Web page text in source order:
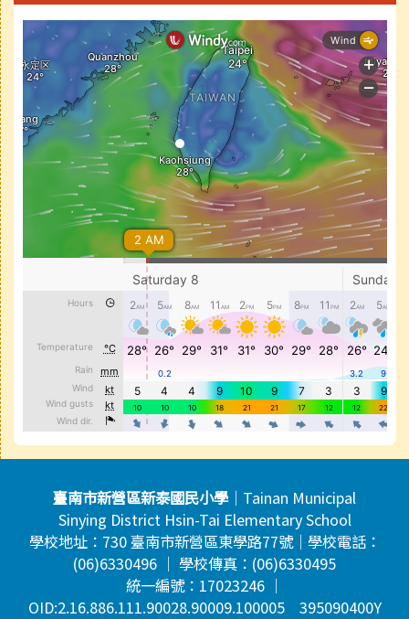
頁尾區域內容
臺南市新營區新泰國民小學｜Tainan Municipal
Sinying District Hsin-Tai Elementary School
學校地址：730 臺南市新營區東學路77號｜學校電話：
(06)6330496 ｜ 學校傳真：(06)6330495
統一編號：17023246 ｜
OID:2.16.886.111.90028.90009.100005 395090400Y